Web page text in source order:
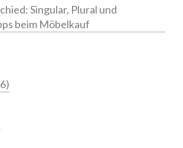
Singular, Plural und
beim Möbelkauf